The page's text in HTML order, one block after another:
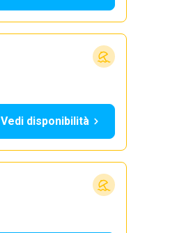
Vedi disponibilità